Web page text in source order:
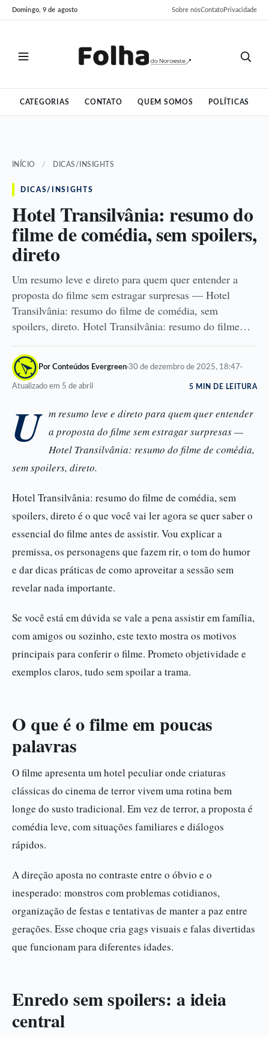
Pular
para
Pular
para
Domingo, 9 de agosto Sobre nósContatoPrivacidade
CATEGORIAS CONTATO QUEM SOMOS POLÍTICAS
INÍCIO / DICAS/INSIGHTS
DICAS/INSIGHTS
Hotel Transilvânia: resumo do
filme de comédia, sem spoilers,
direto
Um resumo leve e direto para quem quer entender a
proposta do filme sem estragar surpresas — Hotel
Transilvânia: resumo do filme de comédia, sem
spoilers, direto. Hotel Transilvânia: resumo do filme…
Por Conteúdos Evergreen·30 de dezembro de 2025, 18:47·
Atualizado em 5 de abril 5 MIN DE LEITURA
U m resumo leve e direto para quem quer entender
a proposta do filme sem estragar surpresas —
Hotel Transilvânia: resumo do filme de comédia,
sem spoilers, direto.
Hotel Transilvânia: resumo do filme de comédia, sem
spoilers, direto é o que você vai ler agora se quer saber o
essencial do filme antes de assistir. Vou explicar a
premissa, os personagens que fazem rir, o tom do humor
e dar dicas práticas de como aproveitar a sessão sem
revelar nada importante.
Se você está em dúvida se vale a pena assistir em família,
com amigos ou sozinho, este texto mostra os motivos
principais para conferir o filme. Prometo objetividade e
exemplos claros, tudo sem spoilar a trama.
O que é o filme em poucas
palavras
O filme apresenta um hotel peculiar onde criaturas
clássicas do cinema de terror vivem uma rotina bem
longe do susto tradicional. Em vez de terror, a proposta é
comédia leve, com situações familiares e diálogos
rápidos.
A direção aposta no contraste entre o óbvio e o
inesperado: monstros com problemas cotidianos,
organização de festas e tentativas de manter a paz entre
gerações. Esse choque cria gags visuais e falas divertidas
que funcionam para diferentes idades.
Enredo sem spoilers: a ideia
central